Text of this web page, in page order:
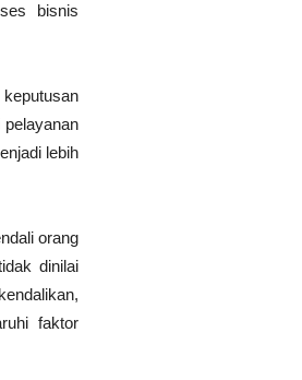
bisnis
pelayanan
lebih
orang
dinilai
faktor